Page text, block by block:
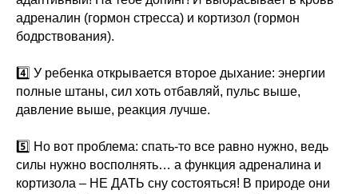
адреналин (гормон стресса) и кортизол (гормон
бодрствования).
4️⃣ У ребенка открывается второе дыхание: энергии
полные штаны, сил хоть отбавляй, пульс выше,
давление выше, реакция лучше.
5️⃣ Но вот проблема: спать-то все равно нужно, ведь
силы нужно восполнять… а функция адреналина и
кортизола – НЕ ДАТЬ сну состояться! В природе они